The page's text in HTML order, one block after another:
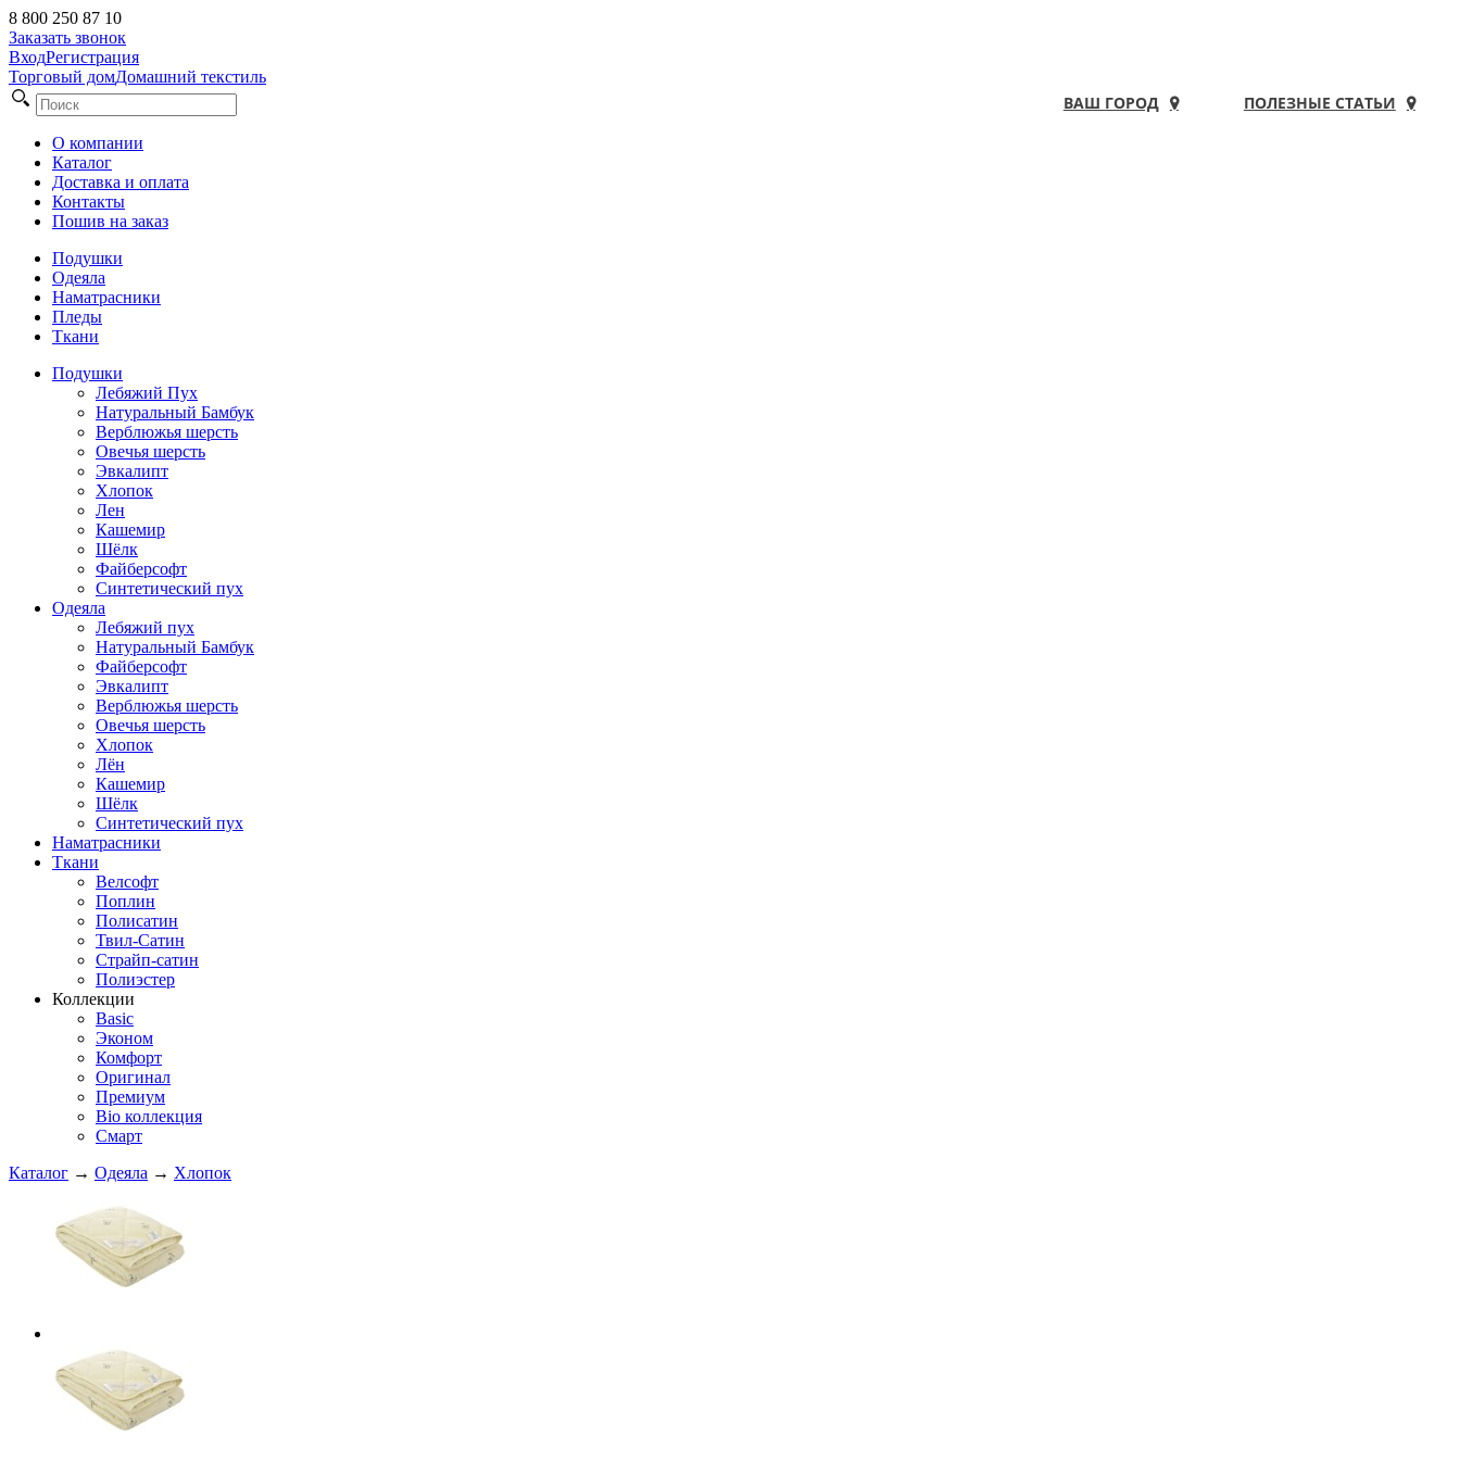
8 800 250 87 10
Заказать звонок
ВходРегистрация
Торговый домДомашний текстиль
ВАШ ГОРОД ПОЛЕЗНЫЕ СТАТЬИ
О компании
Каталог
Доставка и оплата
Контакты
Пошив на заказ
Подушки
Одеяла
Наматрасники
Пледы
Ткани
Подушки
Лебяжий Пух
Натуральный Бамбук
Верблюжья шерсть
Овечья шерсть
Эвкалипт
Хлопок
Лен
Кашемир
Шёлк
Файберсофт
Синтетический пух
Одеяла
Лебяжий пух
Натуральный Бамбук
Файберсофт
Эвкалипт
Верблюжья шерсть
Овечья шерсть
Хлопок
Лён
Кашемир
Шёлк
Синтетический пух
Наматрасники
Ткани
Велсофт
Поплин
Полисатин
Твил-Сатин
Страйп-сатин
Полиэстер
Коллекции
Basic
Эконом
Комфорт
Оригинал
Премиум
Bio коллекция
Смарт
Каталог → Одеяла → Хлопок